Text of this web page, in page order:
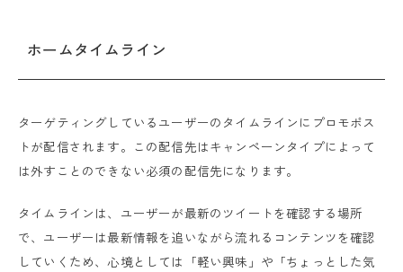
ホームタイムライン
ターゲティングしているユーザーのタイムラインにプロモポス
トが配信されます。この配信先はキャンペーンタイプによって
は外すことのできない必須の配信先になります。
タイムラインは、ユーザーが最新のツイートを確認する場所
で、ユーザーは最新情報を追いながら流れるコンテンツを確認
していくため、心境としては「軽い興味」や「ちょっとした気